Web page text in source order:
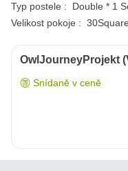
Typ postele :
Double * 1
Velikost pokoje :
OwlJourneyProjekt
Snídaně v ceně